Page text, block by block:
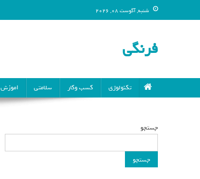
شنبه, آگوست 08, 2026
فرنگی
تکنولوژی کسب وکار سلامتی اموزش
جستجو
جستجو